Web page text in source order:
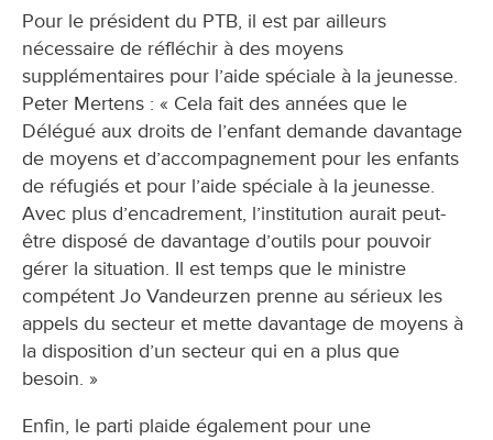
Pour le président du PTB, il est par ailleurs
nécessaire de réfléchir à des moyens
supplémentaires pour l’aide spéciale à la jeunesse.
Peter Mertens : « Cela fait des années que le
Délégué aux droits de l’enfant demande davantage
de moyens et d’accompagnement pour les enfants
de réfugiés et pour l’aide spéciale à la jeunesse.
Avec plus d’encadrement, l’institution aurait peut-
être disposé de davantage d’outils pour pouvoir
gérer la situation. Il est temps que le ministre
compétent Jo Vandeurzen prenne au sérieux les
appels du secteur et mette davantage de moyens à
la disposition d’un secteur qui en a plus que
besoin. »
Enfin, le parti plaide également pour une